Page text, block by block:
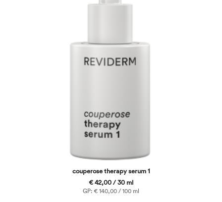
couperose therapy serum 1
€ 42,00 / 30 ml
GP: € 140,00 / 100 ml